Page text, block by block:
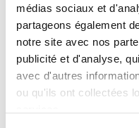
médias sociaux et
partageons également
notre site avec nos
publicité et d'analyse,
avec d'autres
ou qu'ils ont collectées
Formats
Sommaire
Spécifications